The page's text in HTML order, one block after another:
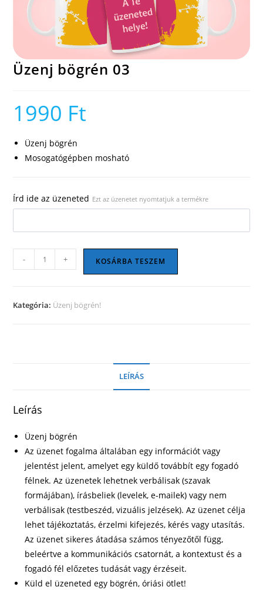
Üzenj bögrén 03
1990 Ft
Üzenj bögrén
Mosogatógépben mosható
Írd ide az üzeneted Ezt az üzenetet nyomtatjuk a termékre
bögrén
mennyiség
- + KOSÁRBA TESZEM
Kategória: Üzenj bögrén!
LEÍRÁS
Leírás
Üzenj bögrén
Az üzenet fogalma általában egy információt vagy
jelentést jelent, amelyet egy küldő továbbít egy fogadó
félnek. Az üzenetek lehetnek verbálisak (szavak
formájában), írásbeliek (levelek, e-mailek) vagy nem
verbálisak (testbeszéd, vizuális jelzések). Az üzenet célja
lehet tájékoztatás, érzelmi kifejezés, kérés vagy utasítás.
Az üzenet sikeres átadása számos tényezőtől függ,
beleértve a kommunikációs csatornát, a kontextust és a
fogadó fél előzetes tudását vagy érzéseit.
Küld el üzeneted egy bögrén, óriási ötlet!